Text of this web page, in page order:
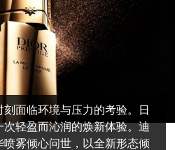
面临环境与压力的考验。日
轻盈而沁润的焕新体验。迪
雾倾心问世，以全新形态倾